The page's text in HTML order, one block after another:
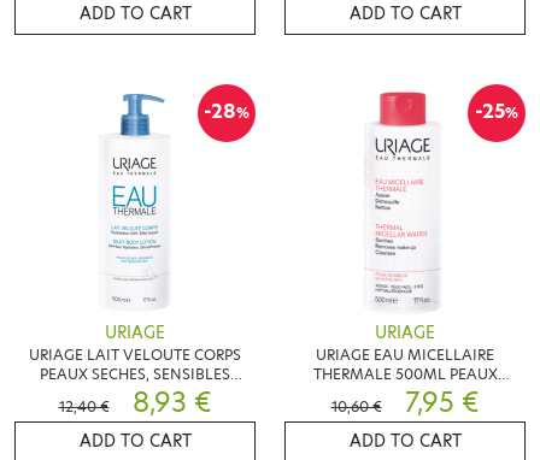
ADD TO CART ADD TO CART
-28%
URIAGE
URIAGE LAIT VELOUTE CORPS
PEAUX SECHES, SENSIBLES
500ML
12,40 € 8,93 €
ADD TO CART
-25%
URIAGE
URIAGE EAU MICELLAIRE
THERMALE 500ML PEAUX
SENSIBLES
10,60 € 7,95 €
ADD TO CART